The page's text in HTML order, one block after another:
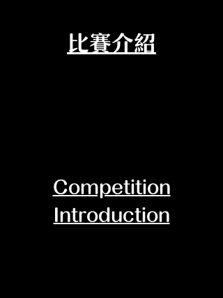
比賽介紹
Competition
Introduction